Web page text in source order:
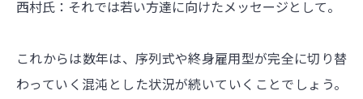
西村氏：それでは若い方達に向けたメッセージとして。
これからは数年は、序列式や終身雇用型が完全に切り替
わっていく混沌とした状況が続いていくことでしょう。